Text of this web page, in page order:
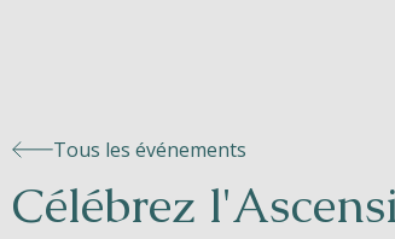
Tous les événements
Célébrez